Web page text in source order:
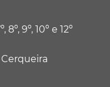
9º, 10º e 12º
Cerqueira